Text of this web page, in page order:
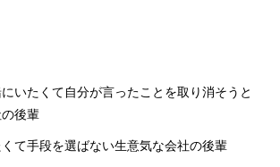
いたくて自分が言ったことを取り消そうと
後輩
て手段を選ばない生意気な会社の後輩